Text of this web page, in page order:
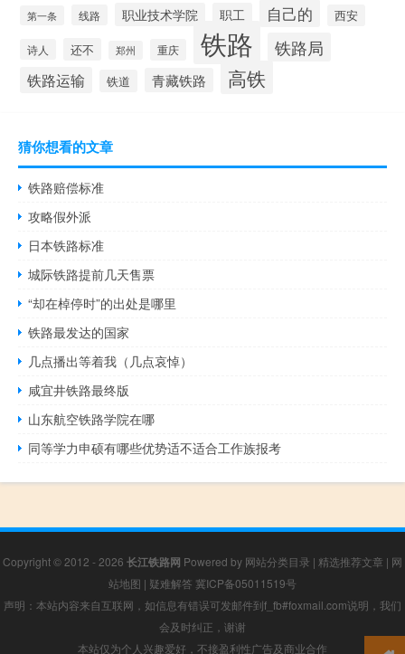
第一条 线路 职业技术学院 职工 自己的 西安
诗人 还不 郑州 重庆 铁路 铁路局
铁路运输 铁道 青藏铁路 高铁
猜你想看的文章
铁路赔偿标准
攻略假外派
日本铁路标准
城际铁路提前几天售票
“却在棹停时”的出处是哪里
铁路最发达的国家
几点播出等着我（几点哀悼）
咸宜井铁路最终版
山东航空铁路学院在哪
同等学力申硕有哪些优势适不适合工作族报考
Copyright © 2012 - 2026 长江铁路网 Powered by 网站分类目录 | 精选推荐文章 | 网
站地图 | 疑难解答 冀ICP备05011519号
声明：本站内容来自互联网，如信息有错误可发邮件到f_fb#foxmail.com说明，我们
会及时纠正，谢谢
本站仅为个人兴趣爱好，不接盈利性广告及商业合作